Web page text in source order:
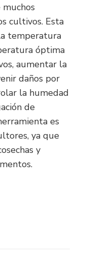
cultivos. Esta
temperatura
óptima
aumentar la
daños por
la humedad
de
es
ya que
y